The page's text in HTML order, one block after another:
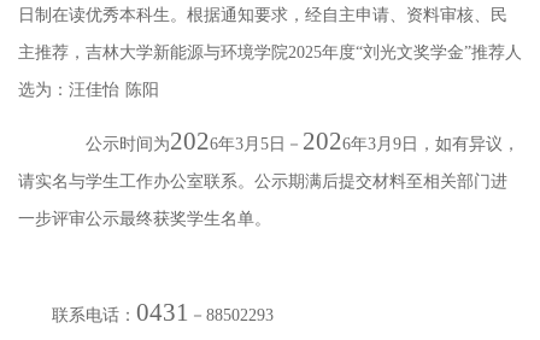
日制在读优秀本科生。根据通知要求，经自主申请、资料审核、民
主推荐，吉林大学新能源与环境学院2025年度“刘光文奖学金”推荐人
选为： 汪佳怡 陈阳
公示时间为2026年3月 5 日－ 2026年3月 9 日，如有异议，
请实名与学生工作办公室联系。公示期满后提交材料至相关部门进
一步评审公示最终获奖学生名单。
联系电话： 0431 － 88502293